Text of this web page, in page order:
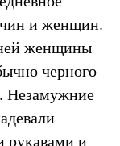
и женщин.
женщины
черного
Незамужние
и